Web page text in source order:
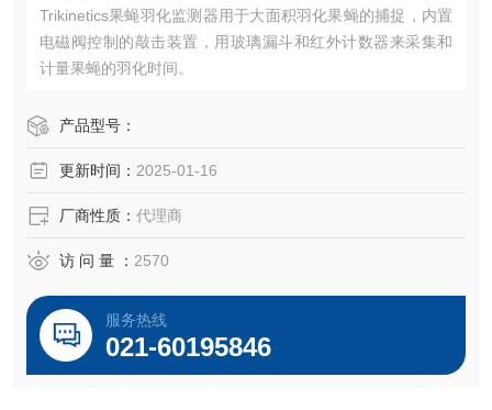
Trikinetics果蝇羽化监测器用于大面积羽化果蝇的捕捉，内置
电磁阀控制的敲击装置，用玻璃漏斗和红外计数器来采集和
计量果蝇的羽化时间。
产品型号：
更新时间： 2025-01-16
厂商性质： 代理商
访 问 量 ： 2570
服务热线
021-60195846